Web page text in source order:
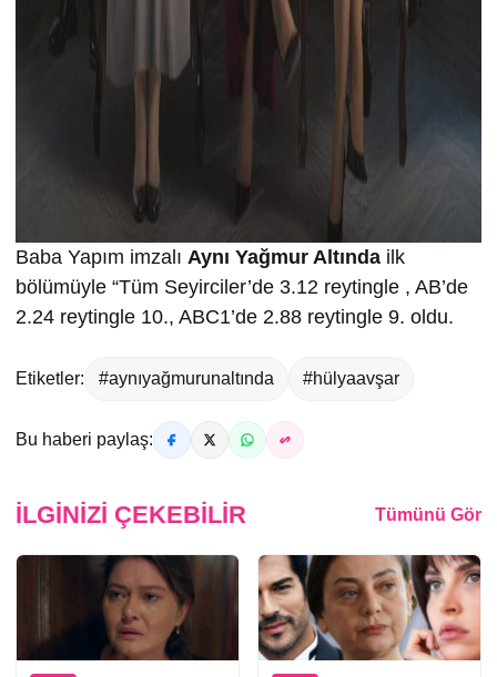
Baba Yapım imzalı Aynı Yağmur Altında ilk
bölümüyle “Tüm Seyirciler’de 3.12 reytingle , AB’de
2.24 reytingle 10., ABC1’de 2.88 reytingle 9. oldu.
Etiketler: #aynıyağmurunaltında #hülyaavşar
Bu haberi paylaş:
İLGINIZI ÇEKEBILIR Tümünü Gör